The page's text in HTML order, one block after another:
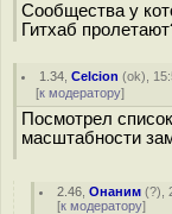
Сообщества у
Гитхаб
1.34 ,Celcion (ok),
[к модератору]
Посмотрел
масштабности
2.46 ,Онаним (?),
[к модератору]